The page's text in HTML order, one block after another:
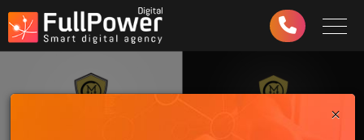
Toggle navigation
997 ×